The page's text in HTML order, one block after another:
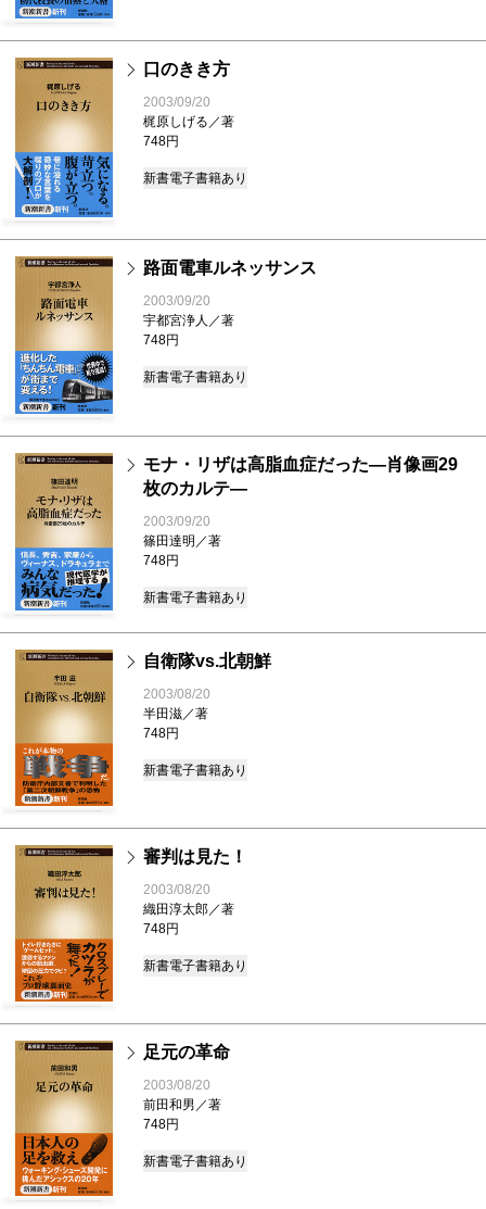
口のきき方
2003/09/20
梶原しげる／著
748円
新書電子書籍あり
路面電車ルネッサンス
2003/09/20
宇都宮浄人／著
748円
新書電子書籍あり
モナ・リザは高脂血症だった―肖像画29
枚のカルテ―
2003/09/20
篠田達明／著
748円
新書電子書籍あり
自衛隊vs.北朝鮮
2003/08/20
半田滋／著
748円
新書電子書籍あり
審判は見た！
2003/08/20
織田淳太郎／著
748円
新書電子書籍あり
足元の革命
2003/08/20
前田和男／著
748円
新書電子書籍あり